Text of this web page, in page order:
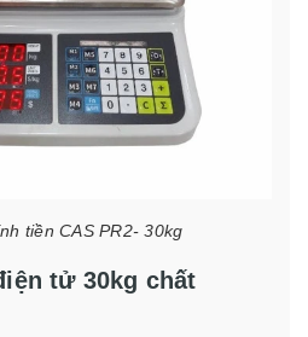
tiền CAS PR2- 30kg
tử 30kg chất